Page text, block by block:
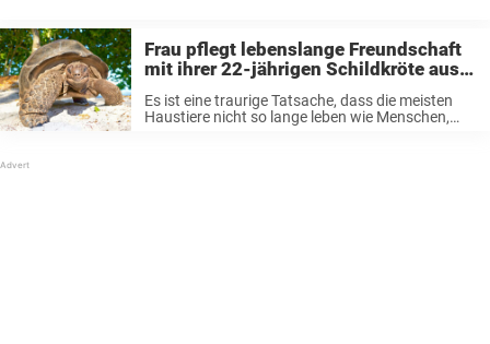
Frau pflegt lebenslange Freundschaft
mit ihrer 22-jährigen Schildkröte aus
Kindertagen – jetzt sind sie virale
Stars
Es ist eine traurige Tatsache, dass die meisten
Haustiere nicht so lange leben wie Menschen,